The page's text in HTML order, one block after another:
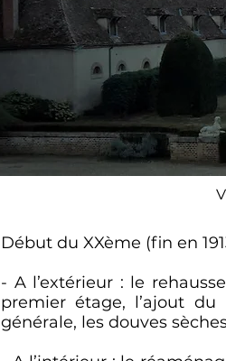
Début du XXème (fin en
- A l’extérieur : le
premier étage, l’ajout
générale, les douves